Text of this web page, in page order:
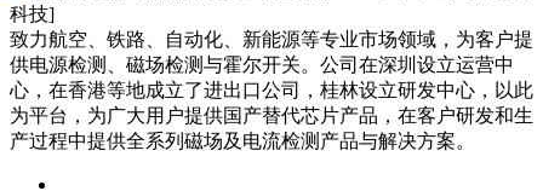
致力航空、铁路、自动化、新能源等专业市场领域，为客户提
供电源检测、磁场检测与霍尔开关。公司在深圳设立运营中
心，在香港等地成立了进出口公司，桂林设立研发中心，以此
为平台，为广大用户提供国产替代芯片产品，在客户研发和生
产过程中提供全系列磁场及电流检测产品与解决方案。